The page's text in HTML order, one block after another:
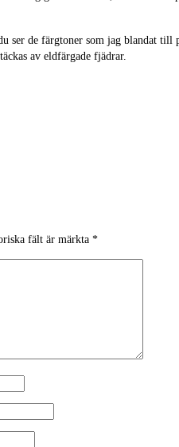
ser de färgtoner som jag blandat
av eldfärgade fjädrar.
fält är märkta *